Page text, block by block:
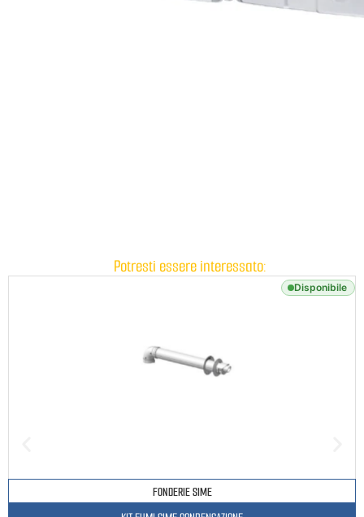
Potresti essere interessato:
Disponibile
FONDERIE SIME